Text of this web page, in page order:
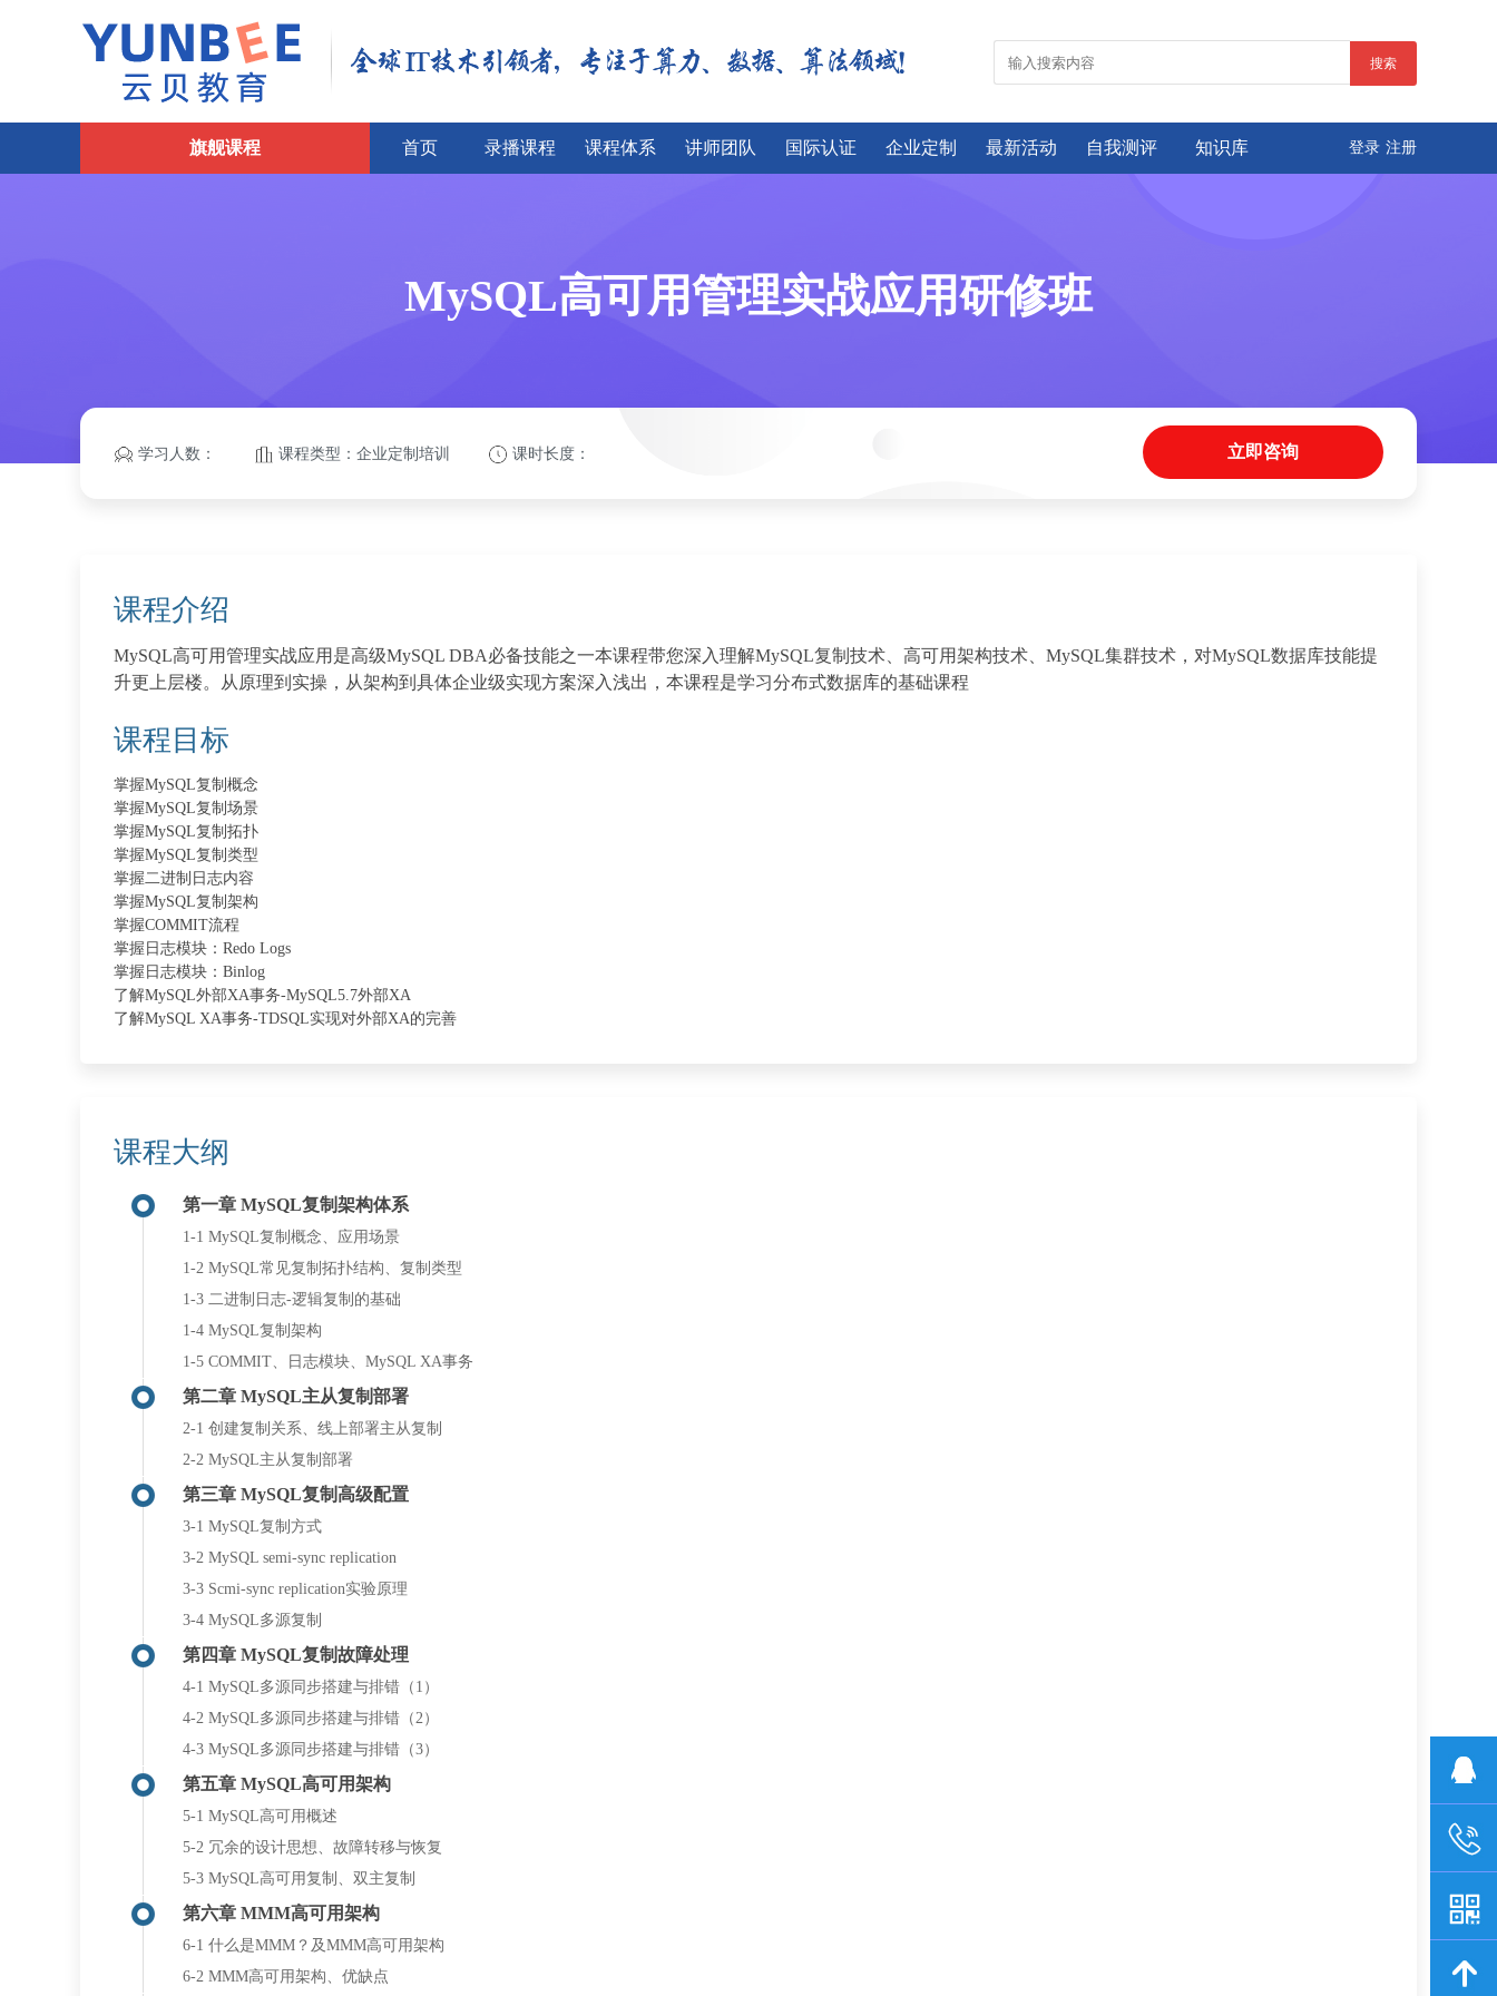
搜索
旗舰课程 首页 录播课程 课程体系 讲师团队 国际认证 企业定制 最新活动 自我测评 知识库 注册
登录
MySQL高可用管理实战应用研修班
学习人数： 课程类型：企业定制培训 课时长度： 立即咨询
课程介绍
MySQL高可用管理实战应用是高级MySQL DBA必备技能之一本课程带您深入理解MySQL复制技术、高可用架构技术、MySQL集群技术，对MySQL数据库技能提
升更上层楼。从原理到实操，从架构到具体企业级实现方案深入浅出，本课程是学习分布式数据库的基础课程
课程目标
掌握MySQL复制概念
掌握MySQL复制场景
掌握MySQL复制拓扑
掌握MySQL复制类型
掌握二进制日志内容
掌握MySQL复制架构
掌握COMMIT流程
掌握日志模块：Redo Logs
掌握日志模块：Binlog
了解MySQL外部XA事务-MySQL5.7外部XA
了解MySQL XA事务-TDSQL实现对外部XA的完善
课程大纲
第一章 MySQL复制架构体系
1-1 MySQL复制概念、应用场景
1-2 MySQL常见复制拓扑结构、复制类型
1-3 二进制日志-逻辑复制的基础
1-4 MySQL复制架构
1-5 COMMIT、日志模块、MySQL XA事务
第二章 MySQL主从复制部署
2-1 创建复制关系、线上部署主从复制
2-2 MySQL主从复制部署
第三章 MySQL复制高级配置
3-1 MySQL复制方式
3-2 MySQL semi-sync replication
3-3 Scmi-sync replication实验原理
3-4 MySQL多源复制
第四章 MySQL复制故障处理
4-1 MySQL多源同步搭建与排错（1）
4-2 MySQL多源同步搭建与排错（2）
4-3 MySQL多源同步搭建与排错（3）
第五章 MySQL高可用架构
5-1 MySQL高可用概述
5-2 冗余的设计思想、故障转移与恢复
5-3 MySQL高可用复制、双主复制
第六章 MMM高可用架构
6-1 什么是MMM？及MMM高可用架构
6-2 MMM高可用架构、优缺点